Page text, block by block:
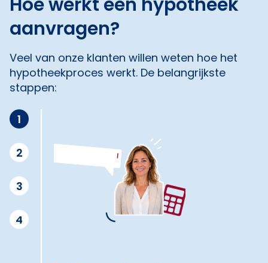
aanvragen?
Veel van onze klanten willen weten hoe het
hypotheekproces werkt. De belangrijkste
stappen:
1
2
3
4